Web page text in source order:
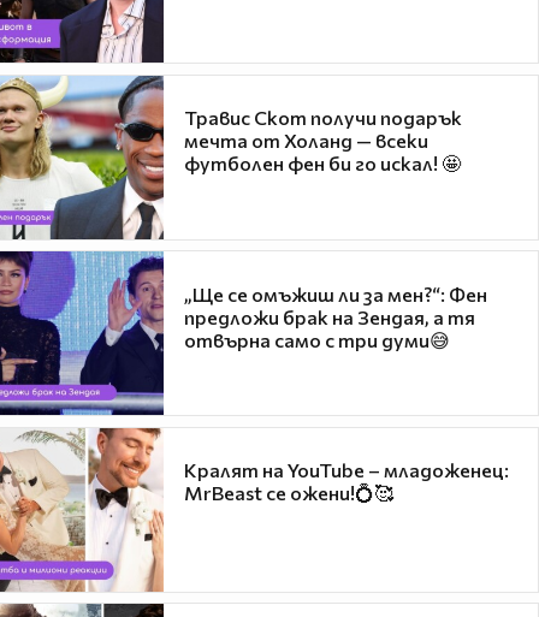
Травис Скот получи подарък
мечта от Холанд — всеки
футболен фен би го искал! 🤩
„Ще се омъжиш ли за мен?“: Фен
предложи брак на Зендая, а тя
отвърна само с три думи😅
Кралят на YouTube – младоженец:
MrBeast се ожени!💍🥰